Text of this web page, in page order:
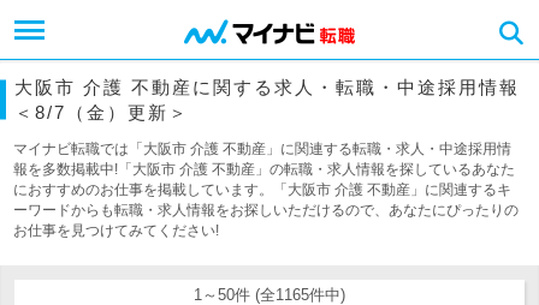
大阪市 介護 不動産に関する求人・転職・中途採用情報
＜8/7（金）更新＞
マイナビ転職では「大阪市 介護 不動産」に関連する転職・求人・中途採用情
報を多数掲載中!「大阪市 介護 不動産」の転職・求人情報を探しているあなた
におすすめのお仕事を掲載しています。「大阪市 介護 不動産」に関連するキ
ーワードからも転職・求人情報をお探しいただけるので、あなたにぴったりの
お仕事を見つけてみてください!
1～50件 (全1165件中)